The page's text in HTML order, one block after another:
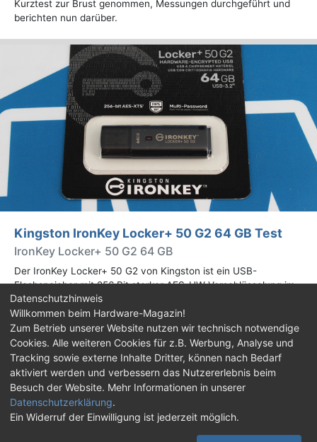
Kurztest zur Brust genommen, Messungen durchgeführt und
berichten nun darüber.
Kingston IronKey Locker+ 50 G2 64 GB Test
IronKey Locker+ 50 G2 64 GB
Der IronKey Locker+ 50 G2 von Kingston ist ein USB-
Flashspeicher mit 256 Bit starker AES-HW-Verschlüsselung im
XTS-Modus. Wir haben das 64-GB-Modell im Praxistest
genauer begutachtet.
Impressum| Kontakt |Jobs |Datenschutz |
Consent‑Einstellungen |Haftungsausschluss
Feed Facebook
Twitch
Discord
Datenschutzhinweis
Willkommen beim Hardware-Magazin!
Zum Betrieb unserer Website nutzen wir technisch notwendige
Cookies. Alle weiteren Cookies für z.B. Werbung, Analyse und
Tracking sowie externe Inhalte Dritter, können nach Bedarf
aktiviert werden und verbessern das Nutzererlebnis beim
Besuch der Website. Mehr Informationen in unserer
Datenschutzerklärung.
Ein Widerruf der Einwilligung ist jederzeit möglich.